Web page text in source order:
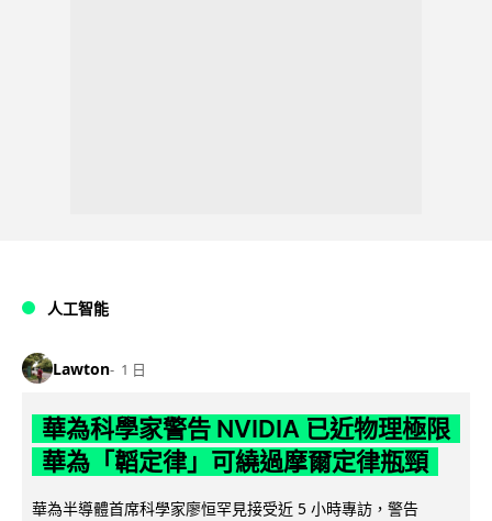
人工智能
Lawton 1 日
華為科學家警告 NVIDIA 已近物理極限
華為「韜定律」可繞過摩爾定律瓶頸
華為半導體首席科學家廖恒罕見接受近 5 小時專訪，警告